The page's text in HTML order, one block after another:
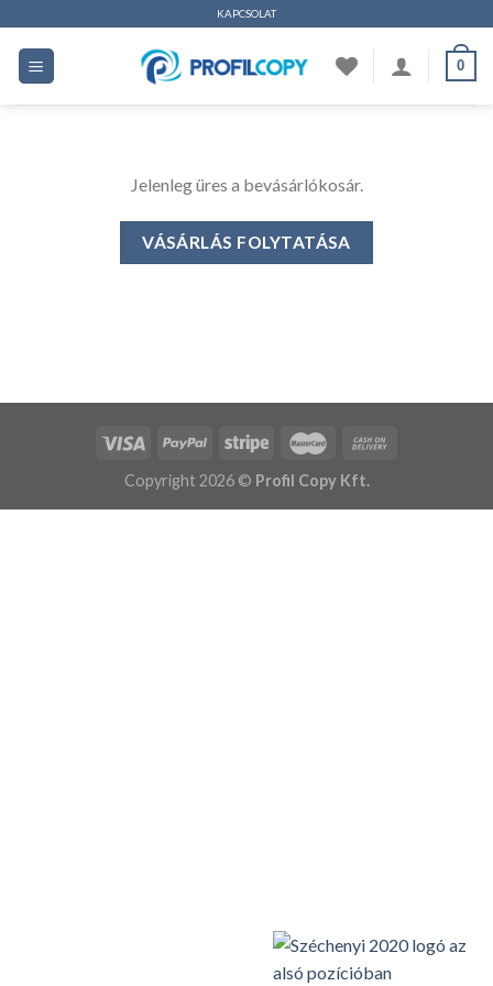
tartalomhoz
KAPCSOLAT
0
Jelenleg üres a bevásárlókosár.
VÁSÁRLÁS FOLYTATÁSA
Copyright 2026 © Profil Copy Kft.